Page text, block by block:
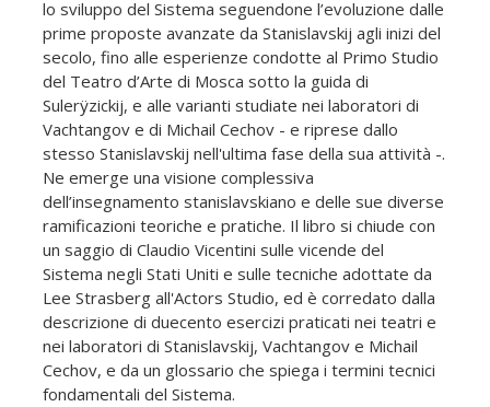
lo sviluppo del Sistema seguendone l’evoluzione dalle
prime proposte avanzate da Stanislavskij agli inizi del
secolo, fino alle esperienze condotte al Primo Studio
del Teatro d’Arte di Mosca sotto la guida di
Sulerÿzickij, e alle varianti studiate nei laboratori di
Vachtangov e di Michail Cechov - e riprese dallo
stesso Stanislavskij nell'ultima fase della sua attività -.
Ne emerge una visione complessiva
dell’insegnamento stanislavskiano e delle sue diverse
ramificazioni teoriche e pratiche. Il libro si chiude con
un saggio di Claudio Vicentini sulle vicende del
Sistema negli Stati Uniti e sulle tecniche adottate da
Lee Strasberg all'Actors Studio, ed è corredato dalla
descrizione di duecento esercizi praticati nei teatri e
nei laboratori di Stanislavskij, Vachtangov e Michail
Cechov, e da un glossario che spiega i termini tecnici
fondamentali del Sistema.